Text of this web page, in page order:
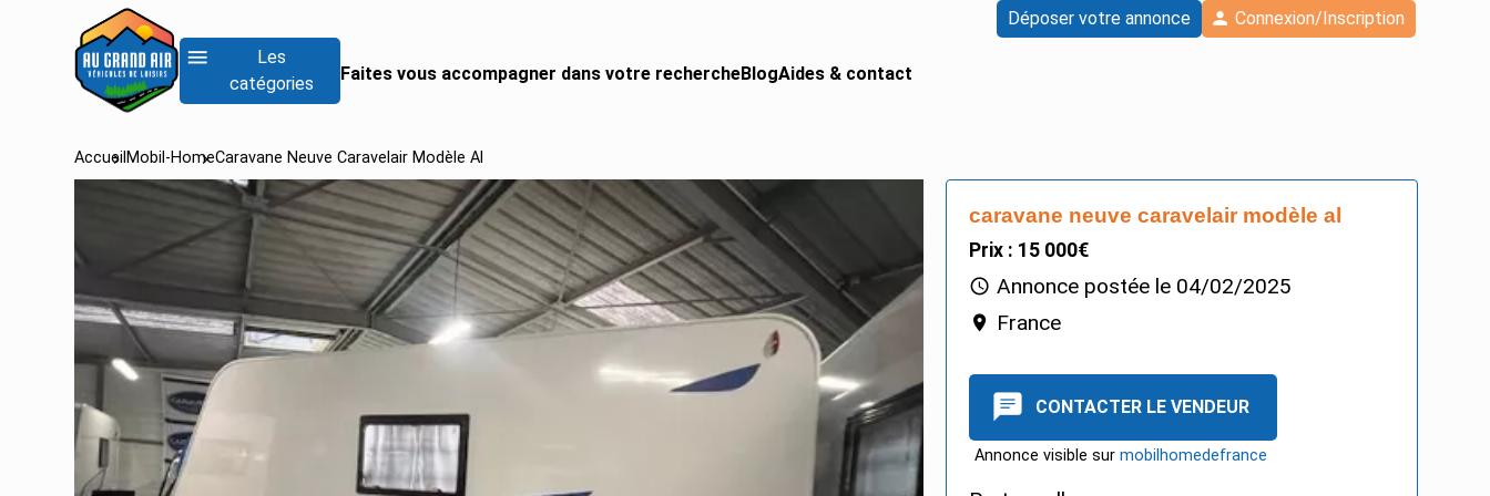
Déposer votre annonce
Connexion/Inscription
Les
catégories
RECHERCHER UN CAMPING-CAR
Rechercher un fourgon aménagé
Rechercher un intégral
Rechercher un van
Voir tous les camping-car
Voir tous les camping-car pro
Faites vous accompagner dans votre rechercheBlogAides & contact
Accueil Mobil-HomeCaravane Neuve Caravelair Modèle Al
caravane neuve caravelair modèle al
Prix : 15 000€
Annonce postée le 04/02/2025
France
CONTACTER LE VENDEUR
Annonce visible surmobilhomedefrance